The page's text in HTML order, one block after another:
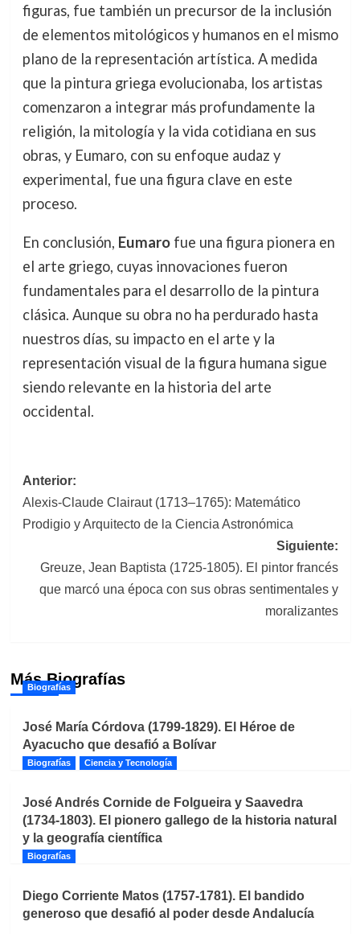
figuras, fue también un precursor de la inclusión
de elementos mitológicos y humanos en el mismo
plano de la representación artística. A medida
que la pintura griega evolucionaba, los artistas
comenzaron a integrar más profundamente la
religión, la mitología y la vida cotidiana en sus
obras, y Eumaro, con su enfoque audaz y
experimental, fue una figura clave en este
proceso.
En conclusión, Eumarofue una figura pionera en
el arte griego, cuyas innovaciones fueron
fundamentales para el desarrollo de la pintura
clásica. Aunque su obra no ha perdurado hasta
nuestros días, su impacto en el arte y la
representación visual de la figura humana sigue
siendo relevante en la historia del arte
occidental.
Navegación
de
entradas
Anterior:
Alexis-Claude Clairaut (1713–1765): Matemático
Prodigio y Arquitecto de la Ciencia Astronómica
Siguiente:
Greuze, Jean Baptista (1725-1805). El pintor francés
que marcó una época con sus obras sentimentales y
moralizantes
Más Biografías
Biografías
José María Córdova (1799-1829). El Héroe de
Ayacucho que desafió a Bolívar
Biografías Ciencia y Tecnología
José Andrés Cornide de Folgueira y Saavedra
(1734-1803). El pionero gallego de la historia natural
y la geografía científica
Biografías
Diego Corriente Matos (1757-1781). El bandido
generoso que desafió al poder desde Andalucía